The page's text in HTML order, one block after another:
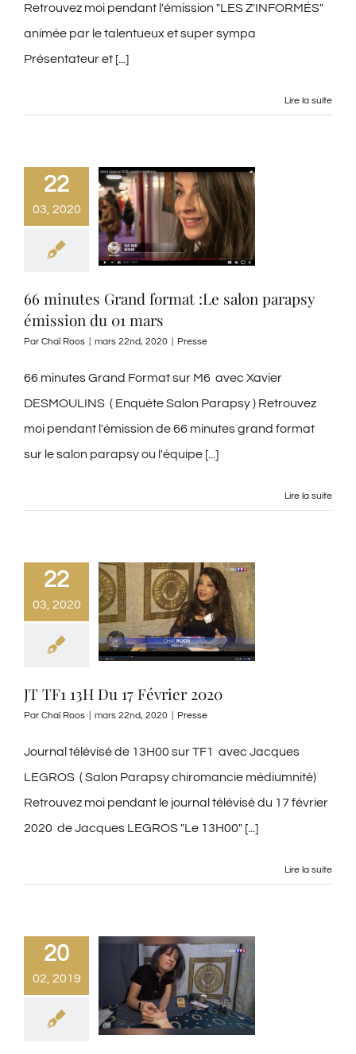
Retrouvez moi pendant l'émission "LES Z'INFORMÉS"
animée par le talentueux et super sympa
Présentateur et [...]
Lire la suite
22
03, 2020
66 minutes Grand format :Le salon parapsy
émission du 01 mars
Par Chaï Roos mars 22nd, 2020 Presse
66 minutes Grand Format sur M6 avec Xavier
DESMOULINS ( Enquète Salon Parapsy ) Retrouvez
moi pendant l'émission de 66 minutes grand format
sur le salon parapsy ou l'équipe [...]
Lire la suite
22
03, 2020
JT TF1 13H Du 17 Février 2020
Par Chaï Roos mars 22nd, 2020 Presse
Journal télévisé de 13H00 sur TF1 avec Jacques
LEGROS ( Salon Parapsy chiromancie médiumnité)
Retrouvez moi pendant le journal télévisé du 17 février
2020 de Jacques LEGROS "Le 13H00" [...]
Lire la suite
20
02, 2019